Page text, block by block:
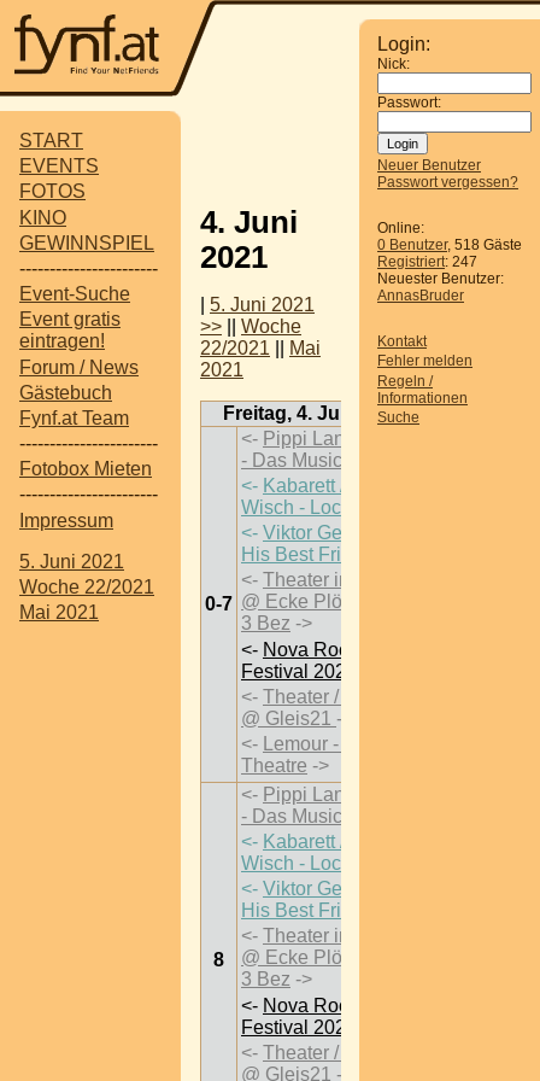
START
EVENTS
FOTOS
KINO
GEWINNSPIEL
-----------------------
Event-Suche
Event gratis
eintragen!
Forum / News
Gästebuch
Fynf.at Team
-----------------------
Fotobox Mieten
-----------------------
Impressum
5. Juni 2021
Woche 22/2021
Mai 2021
Login:
Nick:
Passwort:
Neuer Benutzer
Passwort vergessen?
Online:
0 Benutzer, 518 Gäste
Registriert: 247
Neuester Benutzer:
AnnasBruder
Kontakt
Fehler melden
Regeln /
Informationen
Suche
4. Juni
2021
5. Juni 2021
>>
Woche
22/2021
Mai
2021
Freitag, 4. Juni 2021
0-7
<- Pippi Langstrumpf
- Das Musical
<- Kabarett / Flo und
Wisch - Lockvögel
<- Viktor Gernot &
His Best Friends
<- Theater im Park
@ Ecke Plößlgasse
3 Bez ->
<- Nova Rock
Festival 2021
<- Theater / Elektra
@ Gleis21 ->
<-
Lemour - Physical
Theatre ->
8
<- Pippi Langstrumpf
- Das Musical
<- Kabarett / Flo und
Wisch - Lockvögel
<- Viktor Gernot &
His Best Friends
<- Theater im Park
@ Ecke Plößlgasse
3 Bez ->
<- Nova Rock
Festival 2021
<- Theater / Elektra
@ Gleis21 ->